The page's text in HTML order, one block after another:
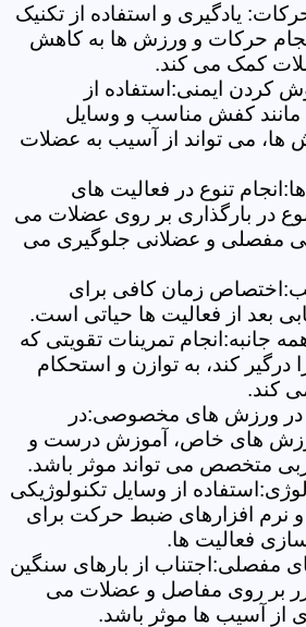
یادگیری و استفاده از تکنیک
حرکات و ورزش ها به کاهش
کمک می کند.
کردن ایمنی:استفاده از
مانند کفش مناسب و وسایل
ها، می تواند از آسیب به عضلات
تنوع در فعالیت های
در بارگذاری بر روی عضلات می
مفصلی و عضلانی جلوگیری می
زمان کافی برای
بعد از فعالیت ها حیاتی است.
جانبه:انجام تمرینات تقویتی که
کند، به توازن و استحکام
کند.
ورزش های مخصوصی:در
های خاص، آموزش درست و
متخصص می تواند موثر باشد.
از وسایل تکنولوژیکی
و نرم افزارهای ضبط حرکت برای
سازی فعالیت ها.
مفصلی:اجتناب از بارهای سنگین
بر روی مفاصل و عضلات می
از آسیب ها موثر باشد.